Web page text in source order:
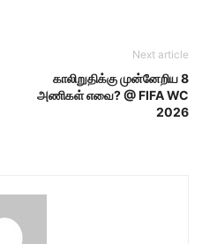
Next article
காலிறுதிக்கு முன்னேறிய 8
அணிகள் எவை? @ FIFA WC
2026